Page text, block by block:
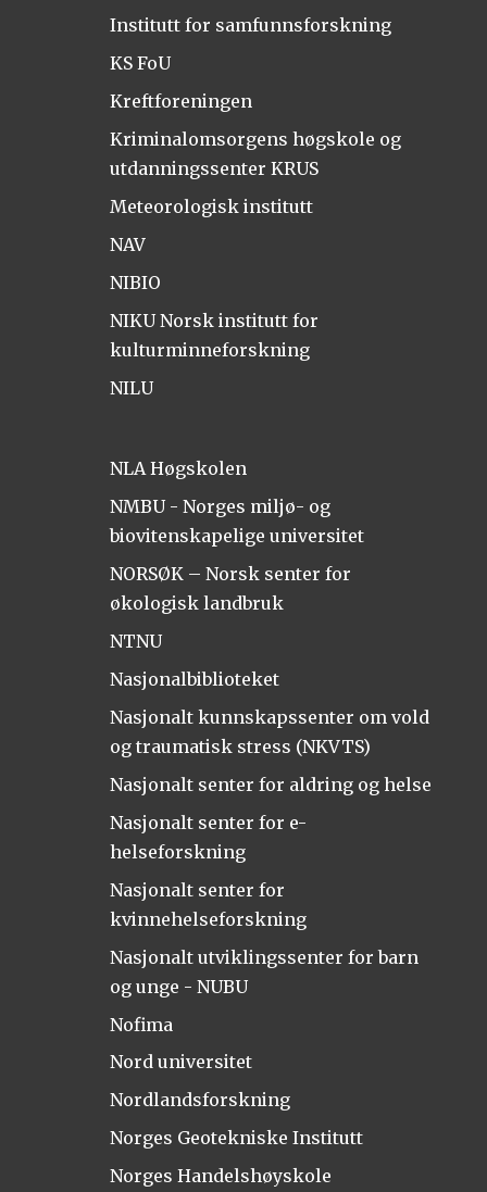
Institutt for samfunnsforskning
KS FoU
Kreftforeningen
Kriminalomsorgens høgskole og
utdanningssenter KRUS
Meteorologisk institutt
NAV
NIBIO
NIKU Norsk institutt for
kulturminneforskning
NILU
NLA Høgskolen
NMBU - Norges miljø- og
biovitenskapelige universitet
NORSØK – Norsk senter for
økologisk landbruk
NTNU
Nasjonalbiblioteket
Nasjonalt kunnskapssenter om vold
og traumatisk stress (NKVTS)
Nasjonalt senter for aldring og helse
Nasjonalt senter for e-
helseforskning
Nasjonalt senter for
kvinnehelseforskning
Nasjonalt utviklingssenter for barn
og unge - NUBU
Nofima
Nord universitet
Nordlandsforskning
Norges Geotekniske Institutt
Norges Handelshøyskole